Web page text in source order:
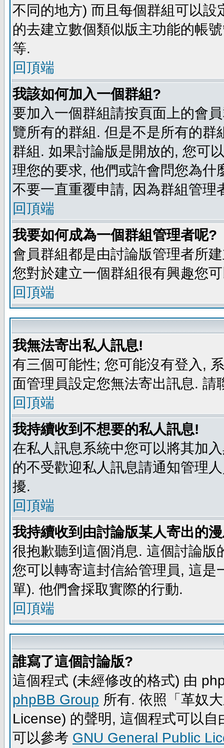
不同的地方) 而且每個群組可以
的去建立數個類似版主功能的帳
等.
回頂端
我該如何加入一個群組?
要加入一個群組請按頁面上的會
覽所有的群組. 但是不是所有的
群組. 如果討論版是開放的, 您可
理您的要求, 他們或許會問您為
不要一直重覆申請, 因為群組管理
回頂端
我要如何成為一個群組管理者呢?
會員群組都是由討論版管理者所
您對於建立一個群組很有興趣您
回頂端
我無法寄出私人訊息!
有三個可能性; 您可能沒有登入,
面管理員設定您無法寄出訊息. 請
回頂端
我持續收到不想要的私人訊息!
在私人訊息系統中您可以將其加
的不受歡迎私人訊息請通知管理
擾.
回頂端
我持續收到由討論版某人寄出的
很抱歉聽到這個消息. 這個討論
您可以轉寄這封信給管理員, 這
單). 他們會採取實際的行動.
回頂端
誰寫了這個討論版?
這個程式 (未經修改的格式) 由
phpBB Group 所有. 依照「革奴
License) 的聲明, 這個程式可以
可以參考 GNU General Public